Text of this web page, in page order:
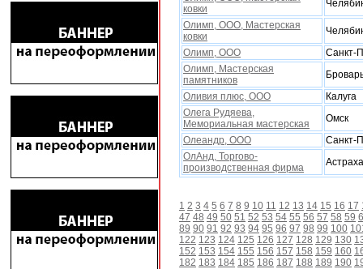
ковки
Олимп, ООО, Мастерская
ковки
Олимп, ООО
Санкт-
Олимп, Мастерская
памятников
Оливия плюс, ООО
Калуга
Олега Рудяева,
Мемориальная мастерская
Омск
Олеандр, ООО
Санкт-
ОлАнд, Торгово-
производственная фирма
1 2 3 4 5 6 7 8 9 10 11 12 13 14 15 16 17
47 48 49 50 51 52 53 54 55 56 57 58 59
89 90 91 92 93 94 95 96 97 98 99 100
122 123 124 125 126 127 128 129 130
152 153 154 155 156 157 158 159 160
182 183 184 185 186 187 188 189 190